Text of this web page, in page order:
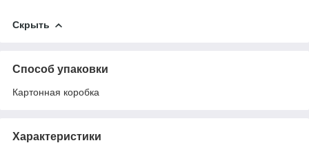
Скрыть
Способ упаковки
Картонная коробка
Характеристики